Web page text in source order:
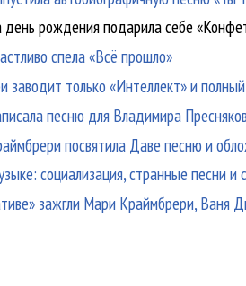
рождения подарила себе
спела «Всё прошло»
только «Интеллект» и
песню для Владимира
посвятила Даве песню и
социализация, странные песни и
зажгли Мари Краймбрери, Ваня